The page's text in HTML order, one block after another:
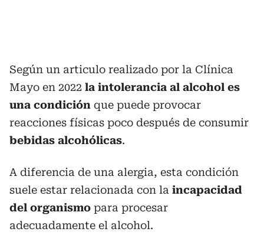
Según un articulo realizado por la Clínica
Mayo en 2022 la intolerancia al alcohol es
una condición que puede provocar
reacciones físicas poco después de consumir
bebidas alcohólicas.
A diferencia de una alergia, esta condición
suele estar relacionada con la incapacidad
del organismo para procesar
adecuadamente el alcohol.